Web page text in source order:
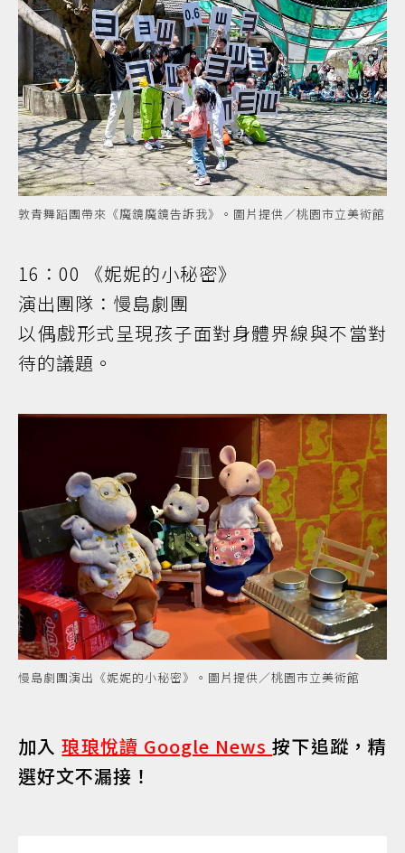
敦青舞蹈團帶來《魔鏡魔鏡告訴我》。圖片提供／桃園市立美術館
16：00 《妮妮的小秘密》
演出團隊：慢島劇團
以偶戲形式呈現孩子面對身體界線與不當對
待的議題。
慢島劇團演出《妮妮的小秘密》。圖片提供／桃園市立美術館
加入琅琅悅讀 Google News按下追蹤，精
選好文不漏接！